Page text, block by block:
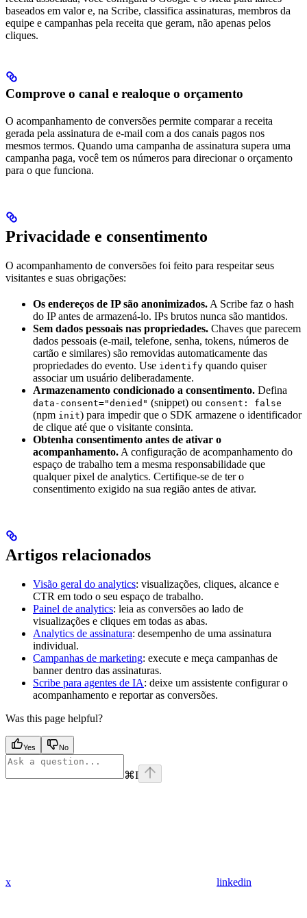
baseados em valor e, na Scribe, classifica assinaturas, membros da
equipe e campanhas pela receita que geram, não apenas pelos
cliques.
Comprove o canal e realoque o orçamento
O acompanhamento de conversões permite comparar a receita
gerada pela assinatura de e-mail com a dos canais pagos nos
mesmos termos. Quando uma campanha de assinatura supera uma
campanha paga, você tem os números para direcionar o orçamento
para o que funciona.
Privacidade e consentimento
O acompanhamento de conversões foi feito para respeitar seus
visitantes e suas obrigações:
Os endereços de IP são anonimizados. A Scribe faz o hash
do IP antes de armazená-lo. IPs brutos nunca são mantidos.
Sem dados pessoais nas propriedades. Chaves que parecem
dados pessoais (e-mail, telefone, senha, tokens, números de
cartão e similares) são removidas automaticamente das
propriedades do evento. Use identify quando quiser
associar um usuário deliberadamente.
Armazenamento condicionado a consentimento. Defina
data-consent="denied" (snippet) ou consent: false
(npm init) para impedir que o SDK armazene o identificador
de clique até que o visitante consinta.
Obtenha consentimento antes de ativar o
acompanhamento. A configuração de acompanhamento do
espaço de trabalho tem a mesma responsabilidade que
qualquer pixel de analytics. Certifique-se de ter o
consentimento exigido na sua região antes de ativar.
Artigos relacionados
Visão geral do analytics: visualizações, cliques, alcance e
CTR em todo o seu espaço de trabalho.
Painel de analytics: leia as conversões ao lado de
visualizações e cliques em todas as abas.
Analytics de assinatura: desempenho de uma assinatura
individual.
Campanhas de marketing: execute e meça campanhas de
banner dentro das assinaturas.
Scribe para agentes de IA: deixe um assistente configurar o
acompanhamento e reportar as conversões.
Was this page helpful?
Yes No
⌘I
x linkedin